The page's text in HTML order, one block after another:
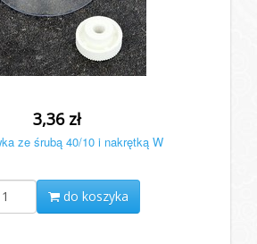
3,36 zł
ze śrubą 40/10 i nakrętką W
do koszyka